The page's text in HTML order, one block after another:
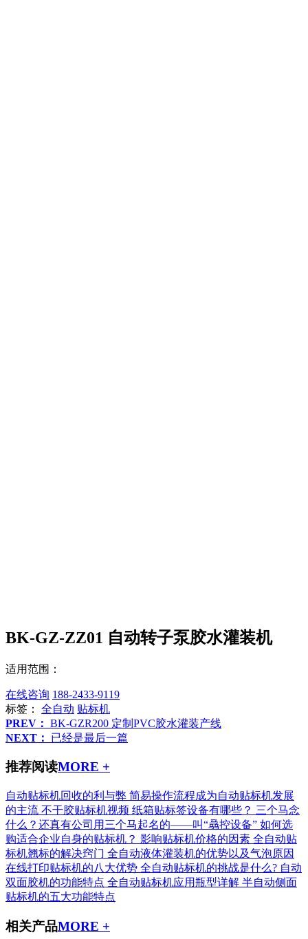
BK-GZ-ZZ01 自动转子泵胶水灌装机
适用范围：
在线咨询 188-2433-9119
标签： 全自动 贴标机
PREV： BK-GZR200 定制PVC胶水灌装产线
NEXT：
已经是最后一篇
推荐阅读MORE +
自动贴标机回收的利与弊 简易操作流程成为自动贴标机发展
的主流 不干胶贴标机视频 纸箱贴标签设备有哪些？ 三个马念
什么？还真有公司用三个马起名的——叫“骉控设备” 如何选
购适合企业自身的贴标机？ 影响贴标机价格的因素 全自动贴
标机翘标的解决窍门 全自动液体灌装机的优势以及气泡原因
在线打印贴标机的八大优势 全自动贴标机的挑战是什么? 自动
双面胶机的功能特点 全自动贴标机应用瓶型详解 半自动侧面
贴标机的五大功能特点
相关产品MORE +